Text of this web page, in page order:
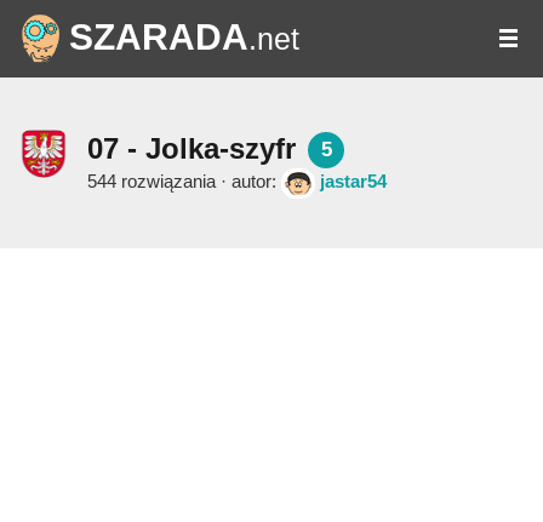
SZARADA.net
07 - Jolka-szyfr 5
544 rozwiązania · autor: jastar54